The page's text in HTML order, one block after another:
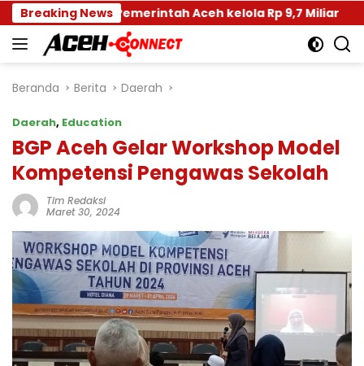
Langsung
ke
konten
Breaking News
Pemerintah Aceh kelola Rp 9,7 Miliar Disdik
Beranda Berita Daerah
Daerah, Education
BGP Aceh Gelar Workshop Model
Kompetensi Pengawas Sekolah
Tim Redaksi
Maret 30, 2024